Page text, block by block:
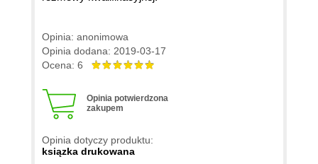
Opinia: anonimowa
Opinia dodana: 2019-03-17
Ocena: 6
Opinia potwierdzona
zakupem
Opinia dotyczy produktu:
ksiązka drukowana